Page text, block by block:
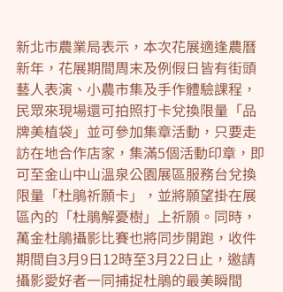
新北市農業局表示，本次花展適逢農曆
新年，花展期間周末及例假日皆有街頭
藝人表演、小農市集及手作體驗課程，
民眾來現場還可拍照打卡兌換限量「品
牌美植袋」並可參加集章活動，只要走
訪在地合作店家，集滿5個活動印章，即
可至金山中山溫泉公園展區服務台兌換
限量「杜鵑祈願卡」，並將願望掛在展
區內的「杜鵑解憂樹」上祈願。同時，
萬金杜鵑攝影比賽也將同步開跑，收件
期間自3月9日12時至3月22日止，邀請
攝影愛好者一同捕捉杜鵑的最美瞬間